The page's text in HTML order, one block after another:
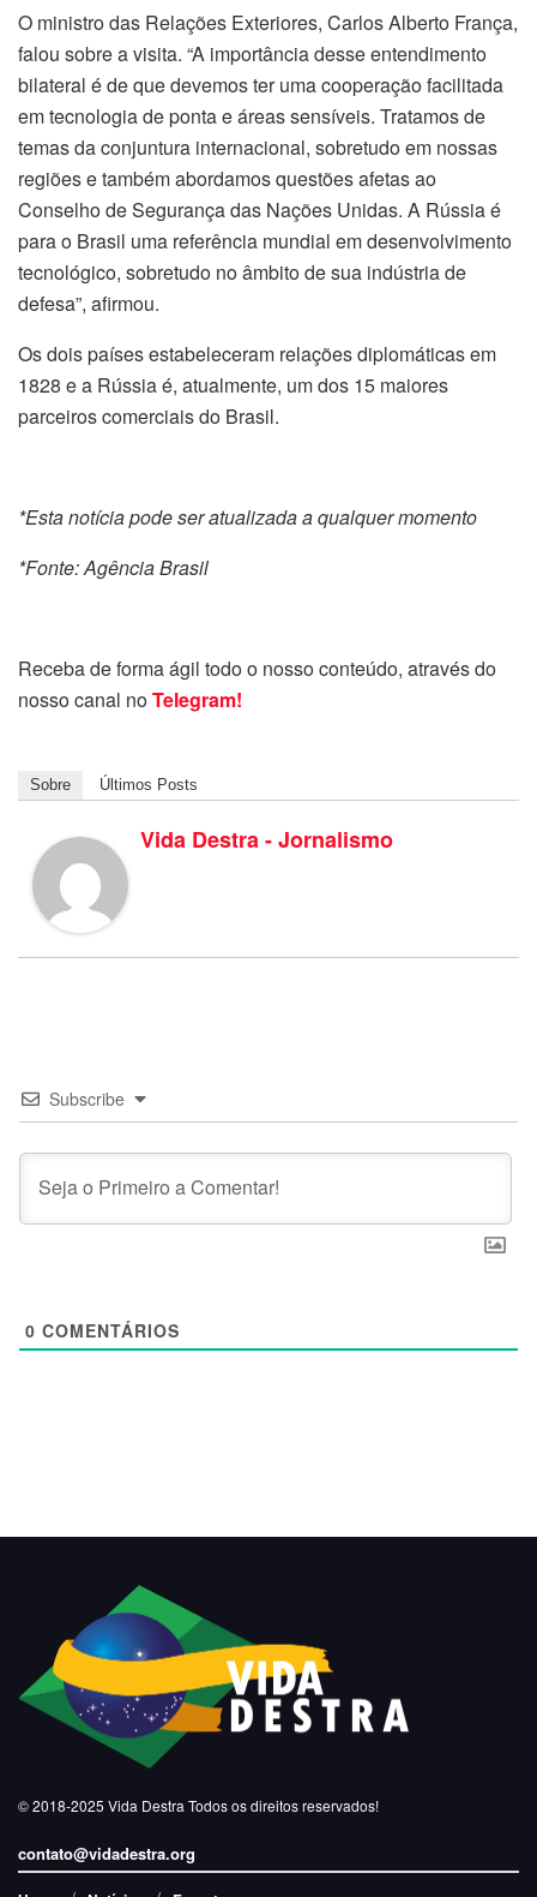
O ministro das Relações Exteriores, Carlos Alberto França,
falou sobre a visita. “A importância desse entendimento
bilateral é de que devemos ter uma cooperação facilitada
em tecnologia de ponta e áreas sensíveis. Tratamos de
temas da conjuntura internacional, sobretudo em nossas
regiões e também abordamos questões afetas ao
Conselho de Segurança das Nações Unidas. A Rússia é
para o Brasil uma referência mundial em desenvolvimento
tecnológico, sobretudo no âmbito de sua indústria de
defesa”, afirmou.
Os dois países estabeleceram relações diplomáticas em
1828 e a Rússia é, atualmente, um dos 15 maiores
parceiros comerciais do Brasil.
*Esta notícia pode ser atualizada a qualquer momento
*Fonte: Agência Brasil
Receba de forma ágil todo o nosso conteúdo, através do
nosso canal noTelegram!
Sobre Últimos Posts
Vida Destra - Jornalismo
Subscribe
0 COMENTÁRIOS
© 2018-2025 Vida Destra Todos os direitos reservados!
contato@vidadestra.org